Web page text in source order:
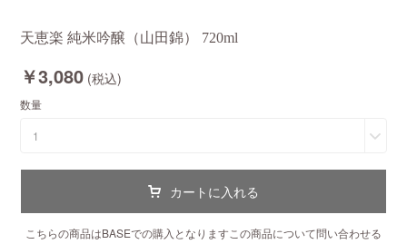
天恵楽 純米吟醸（山田錦） 720ml
￥3,080 (税込)
数量
1
カートに入れる
こちらの商品はBASEでの購入となります この商品について問い合わせる